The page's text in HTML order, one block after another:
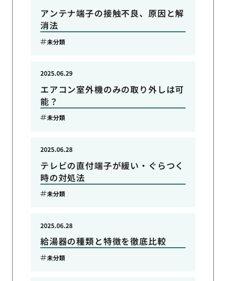
アンテナ端子の接触不良、原因と解
消法
未分類
エアコン室外機のみの取り外しは可
能？
2025.06.29
未分類
テレビの直付端子が緩い・ぐらつく
時の対処法
2025.06.28
未分類
給湯器の種類と特徴を徹底比較
2025.06.28
未分類